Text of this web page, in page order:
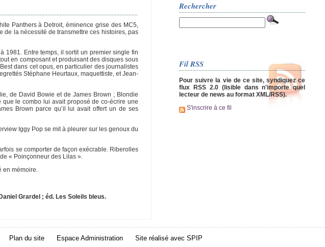
Panthers à Detroit, éminence grise des MC5,
de la nécessité de transmettre ces histoires, pas
1981. Entre temps, il sortit un premier single fin
en composant et produisant des disques sous
dans cet opus, en particulier des journalistes
Stéphane Heurtaux, maquettiste, et Jean-
de David Bowie et de James Brown ; Blondie
le combo lui avait proposé de co-écrire une
Brown parce qu’il lui avait offert un de ses
Iggy Pop se mit à pleurer sur les genoux du
se comporter de façon exécrable. Riberolles
« Poinçonneur des Lilas ».
en mémoire.
Grardel ; éd. Les Soleils bleus.
Rechercher
Fil RSS
Pour suivre la vie de ce site, syndiquez ce
flux RSS 2.0 (lisible dans n'importe quel
lecteur de news au format XML/RSS).
S'inscrire à ce fil
Plan du site Espace Administration Site réalisé avec SPIP